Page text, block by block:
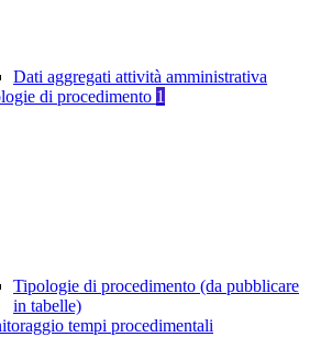
Dati aggregati attività amministrativa
di procedimento 1
Tipologie di procedimento (da pubblicare
in tabelle)
tempi procedimentali